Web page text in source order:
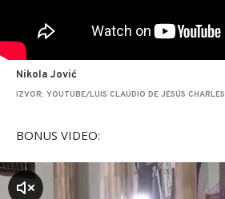
Nikola Jović
IZVOR: YOUTUBE/LUIS CLAUDIO DE JESÚS CHARLES
BONUS VIDEO: